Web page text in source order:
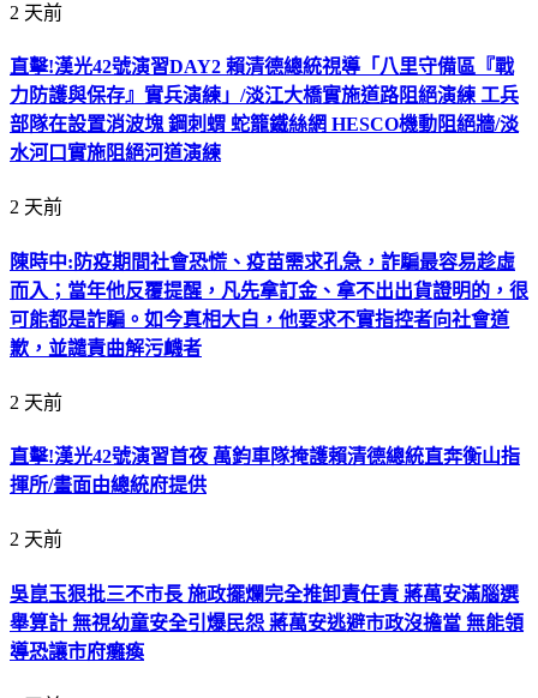
2 天前
直擊!漢光42號演習DAY2 賴清德總統視導「八里守備區『戰
力防護與保存』實兵演練」/淡江大橋實施道路阻絕演練 工兵
部隊在設置消波塊 鋼刺蝟 蛇籠鐵絲網 HESCO機動阻絕牆/淡
水河口實施阻絕河道演練
2 天前
陳時中:防疫期間社會恐慌、疫苗需求孔急，詐騙最容易趁虛
而入；當年他反覆提醒，凡先拿訂金、拿不出出貨證明的，很
可能都是詐騙。如今真相大白，他要求不實指控者向社會道
歉，並譴責曲解污衊者
2 天前
直擊!漢光42號演習首夜 萬鈞車隊掩護賴清德總統直奔衡山指
揮所/畫面由總統府提供
2 天前
吳崑玉狠批三不市長 施政擺爛完全推卸責任責 蔣萬安滿腦選
舉算計 無視幼童安全引爆民怨 蔣萬安逃避市政沒擔當 無能領
導恐讓市府癱瘓